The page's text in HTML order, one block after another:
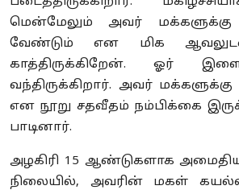
மென்மேலும் அவர்
வேண்டும் என மிக ஆவலுடன்
காத்திருக்கிறேன். ஓர்
வந்திருக்கிறார். அவர்
என நூறு சதவீதம் நம்பிக்கை
பாடினார்.
அழகிரி 15 ஆண்டுகளாக
நிலையில், அவரின் மகள்